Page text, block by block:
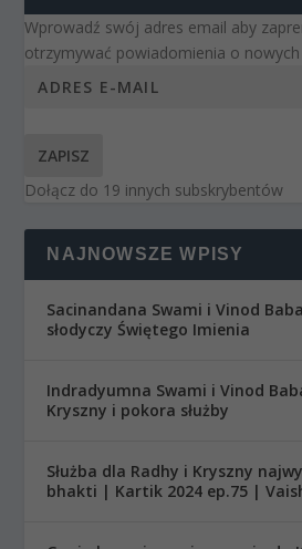
Wprowadź swój adres email aby
otrzymywać powiadomienia o
ZAPISZ
Dołącz do 19 innych subskrybentów
NAJNOWSZE WPISY
Sacinandana Swami i Vinod
słodyczy Świętego Imienia
Indradyumna Swami i Vinod
Kryszny i pokora służby
Służba dla Radhy i Kryszny
bhakti | Kartik 2024 ep.75 |